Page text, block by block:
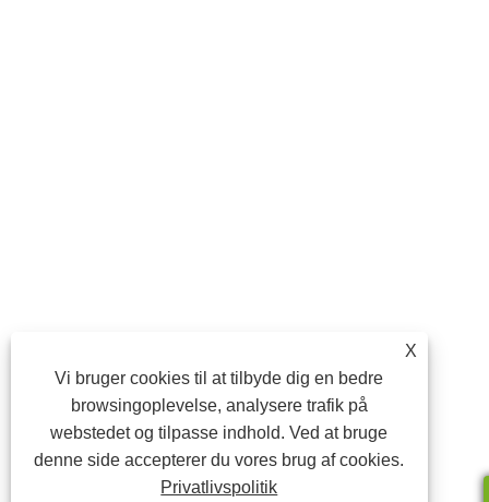
X
Vi bruger cookies til at tilbyde dig en bedre
browsingoplevelse, analysere trafik på
webstedet og tilpasse indhold. Ved at bruge
denne side accepterer du vores brug af cookies.
Privatlivspolitik